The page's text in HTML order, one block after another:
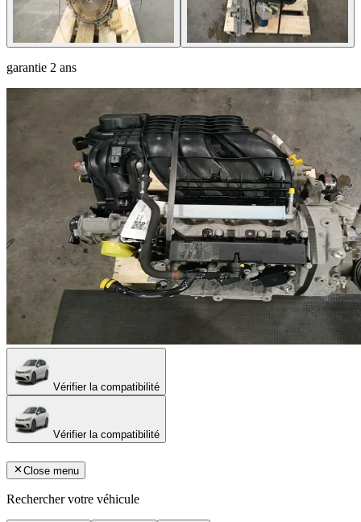
garantie 2 ans
Vérifier la compatibilité
Vérifier la compatibilité
Close menu
Rechercher votre véhicule